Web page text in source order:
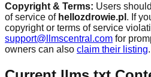
Copyright & Terms: Users
of service of hellozdrowie.pl . If
copyright or terms of service
support@llmscentral.com for
owners can also claim their listing.